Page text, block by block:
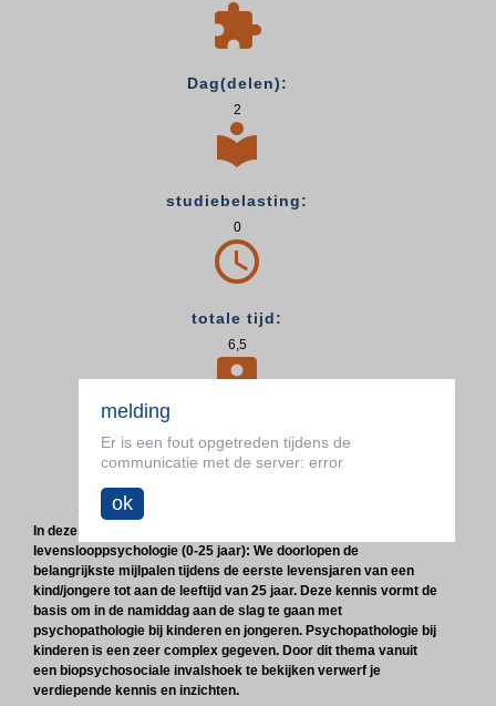

Dag(delen):
2

studiebelasting:
0

totale tijd:
6,5

doelgroep:
Deze opleiding richt zich tot alle geïnteresseerden die
ondersteuning en begeleiding bieden aan kwetsbare
kinder/jeugdpsychiatrie, (bijzondere) jeugdzorg,
jeugdinstellingen, hulpverleners verbonden aan CGG, CAW
In deze studiedag focussen we in de voormiddag op
levenslooppsychologie (0-25 jaar): We doorlopen de
belangrijkste mijlpalen tijdens de eerste levensjaren van een
kind/jongere tot aan de leeftijd van 25 jaar. Deze kennis vormt de
basis om in de namiddag aan de slag te gaan met
psychopathologie bij kinderen en jongeren. Psychopathologie bij
kinderen is een zeer complex gegeven. Door dit thema vanuit
een biopsychosociale invalshoek te bekijken verwerf je
verdiepende kennis en inzichten.
melding
Er is een fout opgetreden tijdens de
communicatie met de server: error
ok